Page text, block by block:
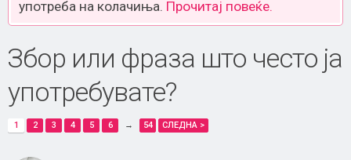
употреба на колачиња. Прочитај повеќе.
Збор или фраза што често ја
употребувате?
1 2 3 4 5 6 → 54 СЛЕДНА >